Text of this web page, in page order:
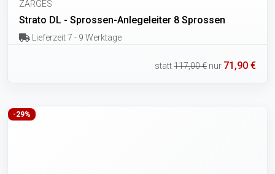
ZARGES
Strato DL - Sprossen-Anlegeleiter 8 Sprossen
Lieferzeit 7 - 9 Werktage
statt117,00 € nur 71,90 €
-29%